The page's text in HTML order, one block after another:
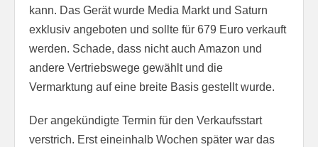
kann. Das Gerät wurde Media Markt und Saturn
exklusiv angeboten und sollte für 679 Euro verkauft
werden. Schade, dass nicht auch Amazon und
andere Vertriebswege gewählt und die
Vermarktung auf eine breite Basis gestellt wurde.
Der angekündigte Termin für den Verkaufsstart
verstrich. Erst eineinhalb Wochen später war das